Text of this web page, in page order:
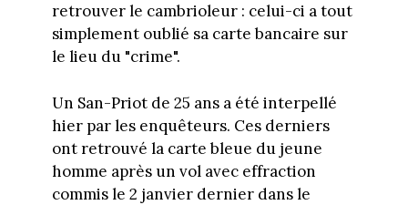
retrouver le cambrioleur : celui-ci a tout
simplement oublié sa carte bancaire sur
le lieu du "crime".
Un San-Priot de 25 ans a été interpellé
hier par les enquêteurs. Ces derniers
ont retrouvé la carte bleue du jeune
homme après un vol avec effraction
commis le 2 janvier dernier dans le